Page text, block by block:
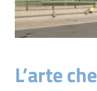
Attività
L’arte